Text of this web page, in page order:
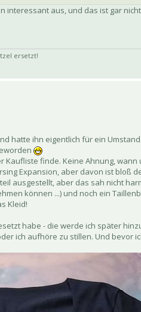
interessant aus, und das ist gar
ersetzt!
hatte ihn eigentlich für ein
finde. Keine Ahnung,
Expansion, aber davon ist bloß
ausgestellt, aber das sah nicht
können ...) und noch ein
Kleid!
habe - die werde ich später
ich aufhöre zu stillen. Und bevor